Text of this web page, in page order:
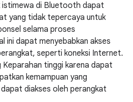
istimewa di Bluetooth dapat
yang tidak tepercaya untuk
selama proses
ini dapat menyebabkan akses
seperti koneksi Internet.
Keparahan tinggi karena dapat
kemampuan yang
diakses oleh perangkat